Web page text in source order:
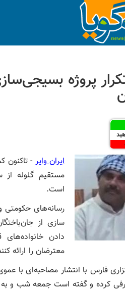
پروژه
ایران وایر
مستقیم گلوله از
است.
رسانه‌های حکومتی
سازی از
دادن
معترضان را ارائه
۲۷ تیرماه ۱۴۰۰ خبرگزاری فارس با
کرده و گفته است جمعه شب و به